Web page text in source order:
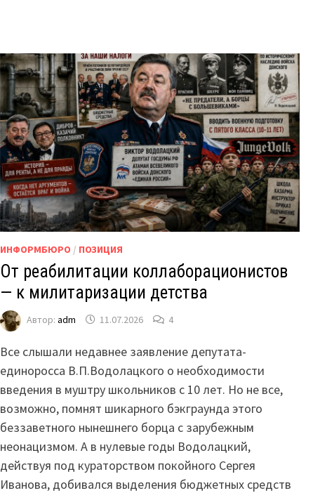
ИНФОРМБЮРО / ПОЗИЦИЯ
От реабилитации коллаборационистов
— к милитаризации детства
Автор: adm 11.07.2026 4
Все слышали недавнее заявление депутата-
единоросса В.П.Водолацкого о необходимости
введения в муштру школьников с 10 лет. Но не все,
возможно, помнят шикарного бэкграунда этого
беззаветного нынешнего борца с зарубежным
неонацизмом. А в нулевые годы Водолацкий,
действуя под кураторством покойного Сергея
Иванова, добивался выделения бюджетных средств